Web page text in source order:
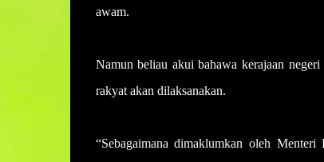
awam.
Namun beliau akui bahawa kerajaan
rakyat akan dilaksanakan.
“Sebagaimana dimaklumkan oleh